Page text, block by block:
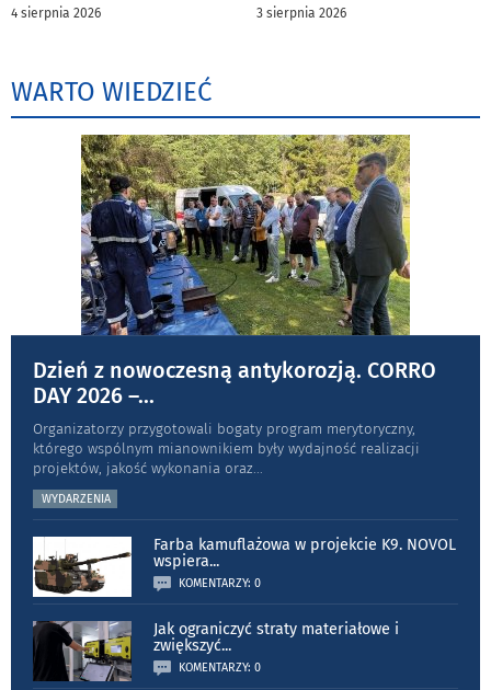
4 sierpnia 2026 3 sierpnia 2026
WARTO WIEDZIEĆ
Dzień z nowoczesną antykorozją. CORRO
DAY 2026 –...
Organizatorzy przygotowali bogaty program merytoryczny,
którego wspólnym mianownikiem były wydajność realizacji
projektów, jakość wykonania oraz...
WYDARZENIA
Farba kamuflażowa w projekcie K9. NOVOL
wspiera...
KOMENTARZY: 0
Jak ograniczyć straty materiałowe i
zwiększyć...
KOMENTARZY: 0